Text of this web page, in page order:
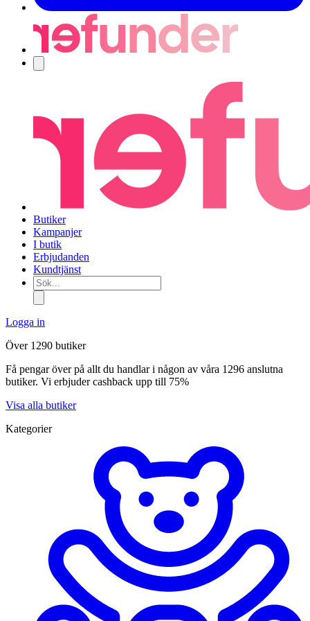
Butiker
Kampanjer
I butik
Erbjudanden
Kundtjänst
Sök...
Logga in
Över 1290 butiker
Få pengar över på allt du handlar i någon av våra 1296 anslutna
butiker. Vi erbjuder cashback upp till 75%
Visa alla butiker
Kategorier